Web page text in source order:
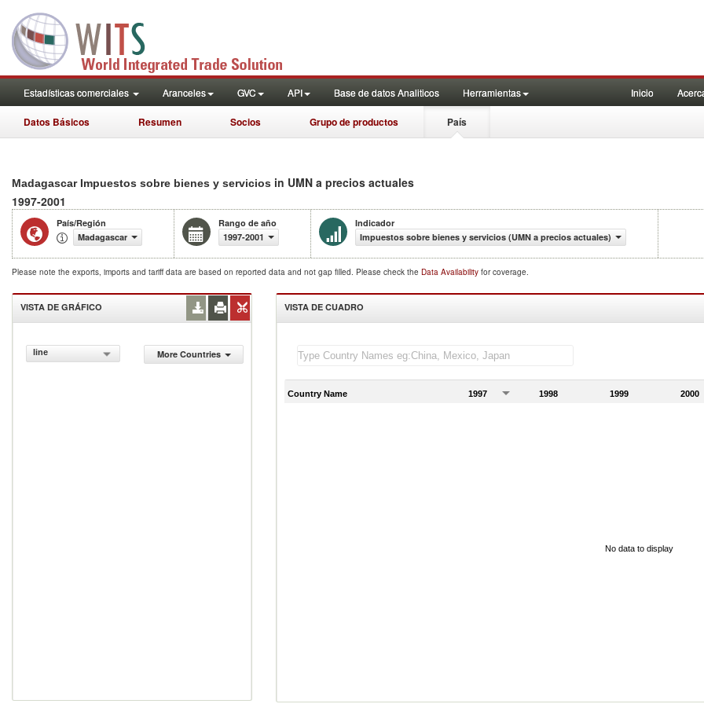
Estadísticas comerciales Aranceles GVC API Base de datos Analiticos Herramientas Inicio
Datos Básicos Resumen Socios Grupo de productos País
Madagascar Impuestos sobre bienes y servicios in UMN a precios actuales
1997-2001
País/Región
Madagascar
Rango de año
1997-2001
Indicador
Impuestos sobre bienes y servicios (UMN a precios actuales)
Please note the exports, imports and tariff data are based on reported data and not gap filled. Please check the Data Availability for coverage.
VISTA DE GRÁFICO
line More Countries
VISTA DE CUADRO
Country Name 1997 1998 1999 2000
No data to display